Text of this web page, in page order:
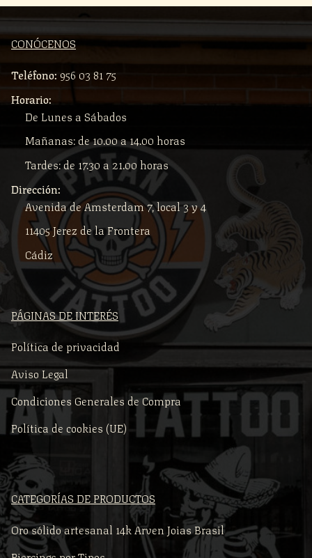
CONÓCENOS
Teléfono: 956 03 81 75
Horario:
De Lunes a Sábados
Mañanas: de 10.00 a 14.00 horas
Tardes: de 17.30 a 21.00 horas
Dirección:
Avenida de Amsterdam 7, local 3 y 4
11405 Jerez de la Frontera
Cádiz
PÁGINAS DE INTERÉS
Política de privacidad
Aviso Legal
Condiciones Generales de Compra
Política de cookies (UE)
CATEGORÍAS DE PRODUCTOS
Oro sólido artesanal 14k Arven Joias Brasil